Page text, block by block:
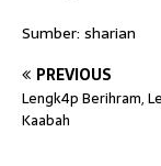
Sumber: sharian
PREVIOUS
Lengk4p Berihram,
Kaabah